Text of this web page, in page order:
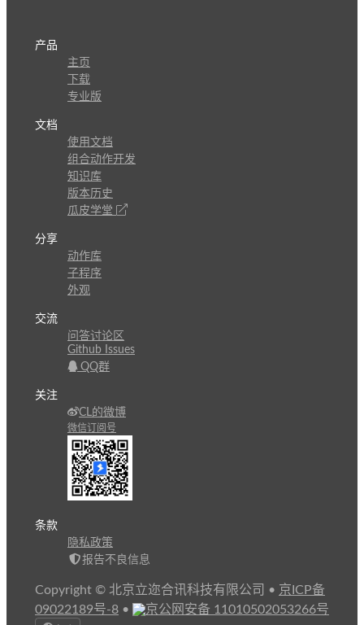
产品
主页
下载
专业版
文档
使用文档
组合动作开发
知识库
版本历史
瓜皮学堂
分享
动作库
子程序
外观
交流
问答讨论区
Github Issues
QQ群
关注
CL的微博
微信订阅号
条款
隐私政策
报告不良信息
Copyright © 北京立迩合讯科技有限公司 • 京ICP备
09022189号-8 • 京公网安备 11010502053266号